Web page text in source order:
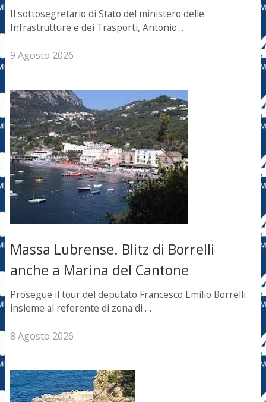
Il sottosegretario di Stato del ministero delle
Infrastrutture e dei Trasporti, Antonio …
9 Agosto 2026
Massa Lubrense. Blitz di Borrelli
anche a Marina del Cantone
Prosegue il tour del deputato Francesco Emilio Borrelli
insieme al referente di zona di …
8 Agosto 2026